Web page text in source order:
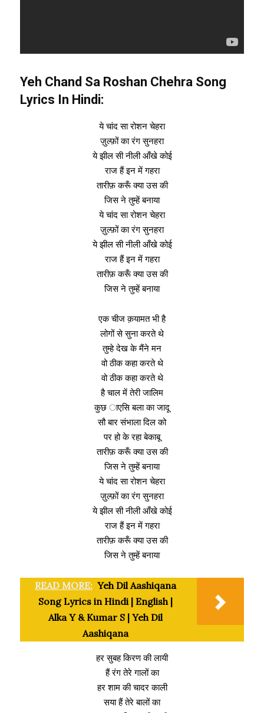
Yeh Chand Sa Roshan Chehra Song
Lyrics In Hindi:
ये चांद सा रोशन चेहरा
ज़ुल्फ़ों का रंग सुनहरा
ये झील सी नीली आँखे कोई
राज हैं इन में गहरा
तारीफ़ करूँ क्या उस की
जिस ने तुम्हें बनाया
ये चांद सा रोशन चेहरा
ज़ुल्फ़ों का रंग सुनहरा
ये झील सी नीली आँखे कोई
राज हैं इन में गहरा
तारीफ़ करूँ क्या उस की
जिस ने तुम्हें बनाया
एक चीज क़यामत भी है
लोगों से सुना करते थे
तुम्हे देख के मैंने मन
वो ठीक कहा करते थे
वो ठीक कहा करते थे
है चाल में तेरी जालिम
कुछ ाएसि बला का जादू
सौ बार संभाला दिल को
पर हो के रहा बेकाबू
तारीफ़ करूँ क्या उस की
जिस ने तुम्हें बनाया
ये चांद सा रोशन चेहरा
ज़ुल्फ़ों का रंग सुनहरा
ये झील सी नीली आँखे कोई
राज हैं इन में गहरा
तारीफ़ करूँ क्या उस की
जिस ने तुम्हें बनाया
READ MORE: Yeh Dil Aashiqana
Song Lyrics in Hindi | English |
Alka Y & Kumar S | Yeh Dil
Aashiqana
हर सुबह किरण की लायी
हैं रंग तेरे गालों का
हर शाम की चादर काली
सया हैं तेरे बालों का